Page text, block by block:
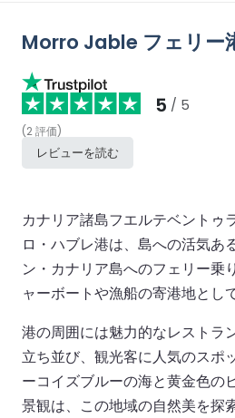
Morro Jable フェリー
5 / 5
(2評価)
レビューを読む
カナリア諸島フエルテベントゥ
ロ・ハブレ港は、島への活気あ
ン・カナリア島へのフェリー乗
ャーボートや漁船の寄港地とし
港の周囲には魅力的なレストラ
立ち並び、観光客に人気のスポ
ーコイズブルーの海と黄金色の
景観は、この地域の自然美を探